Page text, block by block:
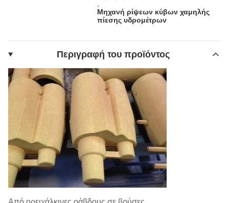
Μηχανή ρίψεων κύβων χαμηλής
πίεσης υδρομέτρων
Περιγραφή του προϊόντος